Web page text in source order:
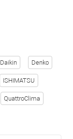
Daikin Denko
ISHIMATSU
QuattroClima